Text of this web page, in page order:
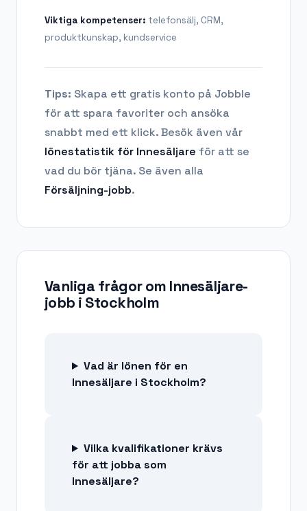
Viktiga kompetenser: telefonsälj, CRM,
produktkunskap, kundservice
Tips: Skapa ett gratis konto på Jobble
för att spara favoriter och ansöka
snabbt med ett klick. Besök även vår
lönestatistik för Innesäljare för att se
vad du bör tjäna. Se även alla
Försäljning-jobb.
Vanliga frågor om Innesäljare-
jobb i Stockholm
Vad är lönen för en
Innesäljare i Stockholm?
Vilka kvalifikationer krävs
för att jobba som
Innesäljare?